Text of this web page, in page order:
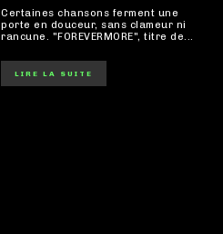
Certaines chansons ferment une
porte en douceur, sans clameur ni
rancune. "FOREVERMORE", titre de...
LIRE LA SUITE